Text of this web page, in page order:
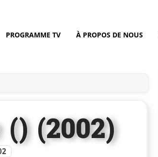
PROGRAMME TV À PROPOS DE NOUS
(2002)